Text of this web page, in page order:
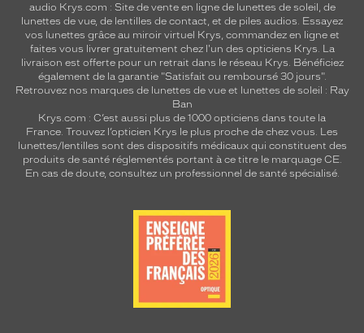
audio Krys.com : Site de vente en ligne de lunettes de soleil, de
lunettes de vue, de lentilles de contact , et de piles audios. Essayez
vos lunettes grâce au miroir virtuel Krys, commandez en ligne et
faites vous livrer gratuitement chez l'un des opticiens Krys. La
livraison est offerte pour un retrait dans le réseau Krys. Bénéficiez
également de la garantie "Satisfait ou remboursé 30 jours".
Retrouvez nos marques de lunettes de vue et lunettes de soleil : Ray
Ban
Krys.com : C’est aussi plus de 1000 opticiens dans toute la
France. Trouvez l’opticien Krys le plus proche de chez vous . Les
lunettes/lentilles sont des dispositifs médicaux qui constituent des
produits de santé réglementés portant à ce titre le marquage CE.
En cas de doute, consultez un professionnel de santé spécialisé.